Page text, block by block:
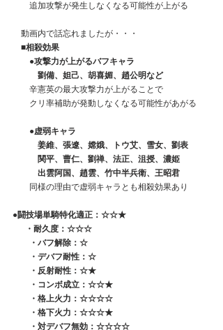
追加攻撃が発生しなくなる可能性が上がる
動画内で話忘れましたが・・・
■相殺効果
●攻撃力が上がるバフキャラ
劉備、妲己、胡喜媚、趙公明など
辛憲英の最大攻撃力が上がることで
クリ率補助が発動しなくなる可能性があがる
●虚弱キャラ
姜維、張遼、嫦娥、トウ艾、雪女、劉表
  　　  関平、曹仁、劉禅、法正、沮授、濃姫
出雲阿国、趙雲、竹中半兵衛、王昭君
同様の理由で虚弱キャラとも相殺効果あり
●闘技場単騎特化適正：☆☆★
・耐久度：☆☆☆
・バフ解除：☆
・デバフ耐性：☆
・反射耐性：☆★
・コンボ成立：☆☆★
・格上火力：☆☆☆☆
・格下火力：☆☆☆★
・対デバフ無効：☆☆☆☆